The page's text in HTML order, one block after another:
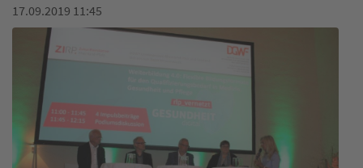
17.09.2019 11:45